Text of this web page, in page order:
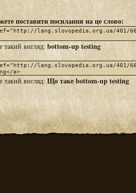
поставити посилання на це слово:
такий вигляд: bottom-up testing
такий вигляд:Що таке bottom-up testing